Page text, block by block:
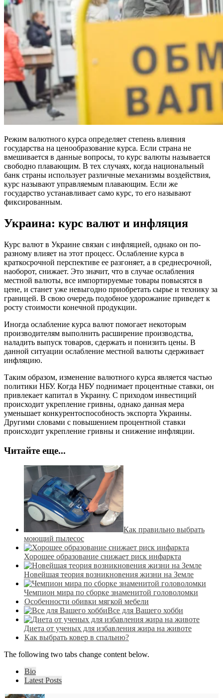
Режим валютного курса определяет степень влияния
государства на ценообразование курса. Если страна не
вмешивается в данные вопросы, то курс валюты называется
свободно плавающим. В тех случаях, когда национальный
банк страны использует различные механизмы воздействия,
курс называют управляемым плавающим. Если же
государство устанавливает само курс, то его называют
фиксированным.
Украина: курс валют и инфляция
Курс валют в Украине связан с инфляцией, однако он по-
разному влияет на этот процесс. Ослабление курса в
краткосрочной перспективе ее разгоняет, а в среднесрочной,
наоборот, снижает. Это значит, что в случае ослабления
местной валюты, все импортируемые товары повысятся в
цене, и станет уже невыгодно приобретать сырье и технику за
границей. В свою очередь подобное удорожание приведет к
росту стоимости конечной продукции.
Иногда ослабление курса валют помогает некоторым
производителям выполнить расширение производства,
наладить выпуск товаров, сдержать и понизить цены. В
данной ситуации ослабление местной валюты сдерживает
инфляцию.
Таким образом, изменение валютного курса является частью
политики НБУ. Когда НБУ поднимает процентные ставки, он
привлекает капитал в Украину. С приходом инвестиций
происходит укрепление гривны, однако данная мера
уменьшает конкурентоспособность экспорта Украины.
Другими словами с повышением процентной ставки
происходит укрепление гривны и снижение инфляции.
Читайте еще...
Как правильно выбрать
моющий пылесос
Хорошее образование снижает риск инфаркта
Новейшая теория возникновения жизни на Земле
Чемпион мира по сборке знаменитой головоломки
Особенности обивки мягкой мебели
Все для Вашего хобби
Диета от ученых для избавления жира на животе
Как выбрать ковер в спальню?
The following two tabs change content below.
Bio
Latest Posts